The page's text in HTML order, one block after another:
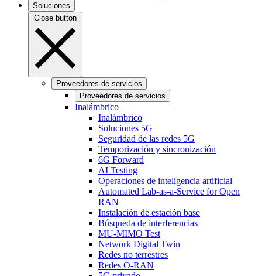
Soluciones
Close button
Proveedores de servicios
Proveedores de servicios
Inalámbrico
Inalámbrico
Soluciones 5G
Seguridad de las redes 5G
Temporización y sincronización
6G Forward
AI Testing
Operaciones de inteligencia artificial
Automated Lab-as-a-Service for Open
RAN
Instalación de estación base
Búsqueda de interferencias
MU-MIMO Test
Network Digital Twin
Redes no terrestres
Redes O-RAN